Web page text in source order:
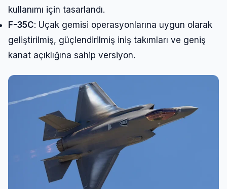
kullanımı için tasarlandı.
F-35C: Uçak gemisi operasyonlarına uygun olarak
geliştirilmiş, güçlendirilmiş iniş takımları ve geniş
kanat açıklığına sahip versiyon.